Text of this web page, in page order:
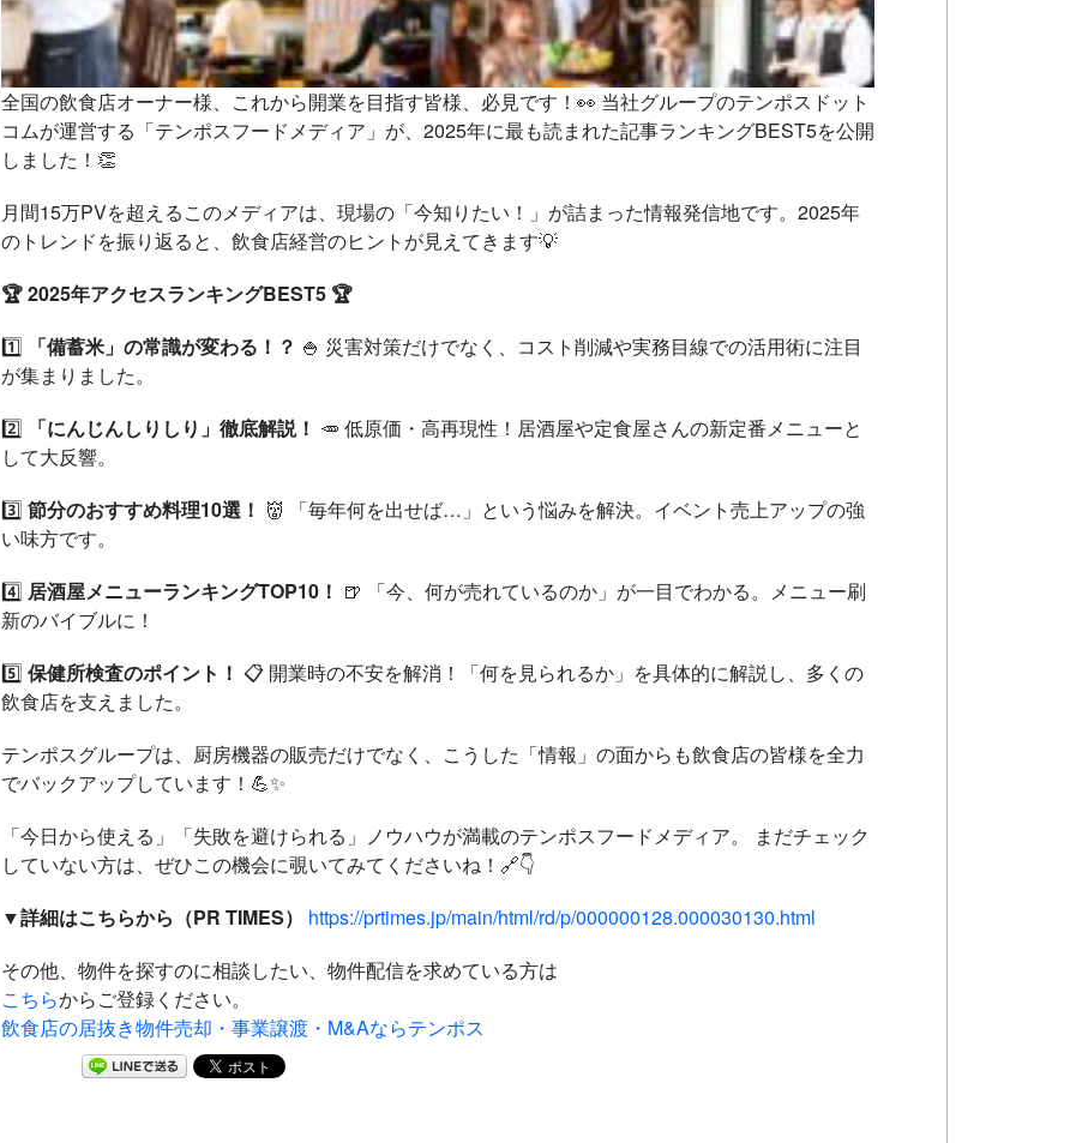
全国の飲食店オーナー様、これから開業を目指す皆様、必見です！👀 当社グループのテンポスドット
コムが運営する「テンポスフードメディア」が、2025年に最も読まれた記事ランキングBEST5を公開
しました！👏
月間15万PVを超えるこのメディアは、現場の「今知りたい！」が詰まった情報発信地です。2025年
のトレンドを振り返ると、飲食店経営のヒントが見えてきます💡
🏆 2025年アクセスランキングBEST5 🏆
1️⃣
「備蓄米」の常識が変わる！？ 🍚 災害対策だけでなく、コスト削減や実務目線での活用術に注目
が集まりました。
2️⃣
「にんじんしりしり」徹底解説！ 🥕 低原価・高再現性！居酒屋や定食屋さんの新定番メニューと
して大反響。
3️⃣ 節分のおすすめ料理10選！ 👹 「毎年何を出せば…」という悩みを解決。イベント売上アップの強
い味方です。
4️⃣ 居酒屋メニューランキングTOP10！ 🍺 「今、何が売れているのか」が一目でわかる。メニュー刷
新のバイブルに！
5️⃣ 保健所検査のポイント！ 📋 開業時の不安を解消！「何を見られるか」を具体的に解説し、多くの
飲食店を支えました。
テンポスグループは、厨房機器の販売だけでなく、こうした「情報」の面からも飲食店の皆様を全力
でバックアップしています！💪✨
「今日から使える」「失敗を避けられる」ノウハウが満載のテンポスフードメディア。 まだチェック
していない方は、ぜひこの機会に覗いてみてくださいね！🔗👇
▼詳細はこちらから（PR TIMES）
https://prtimes.jp/main/html/rd/p/000000128.000030130.html
その他、物件を探すのに相談したい、物件配信を求めている方は
こちらからご登録ください。
飲食店の居抜き物件売却・事業譲渡・M&Aならテンポス